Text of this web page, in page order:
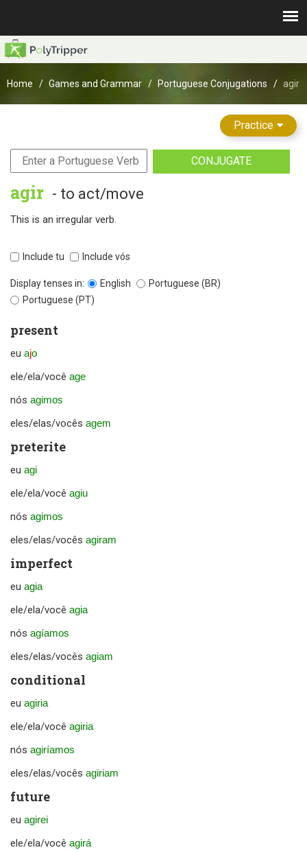
Home Games and Grammar Portuguese Conjugations agir
Practice
CONJUGATE
agir - to act/move
This is an irregular verb.
Include tu Include vós
Display tenses in: English
Portuguese (BR)
Portuguese (PT)
present
eu ajo
ele/ela/você age
nós agimos
eles/elas/vocês agem
preterite
eu agi
ele/ela/você agiu
nós agimos
eles/elas/vocês agiram
imperfect
eu agia
ele/ela/você agia
nós agíamos
eles/elas/vocês agiam
conditional
eu agiria
ele/ela/você agiria
nós agiríamos
eles/elas/vocês agiriam
future
eu agirei
ele/ela/você agirá